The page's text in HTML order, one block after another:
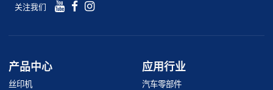
关注我们
产品中心
丝印机
应用行业
汽车零部件